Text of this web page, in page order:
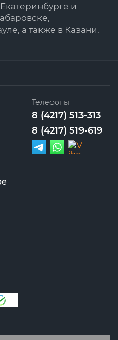
и
а также в Казани.
Телефоны
8 (4217) 513-313
8 (4217) 519-619